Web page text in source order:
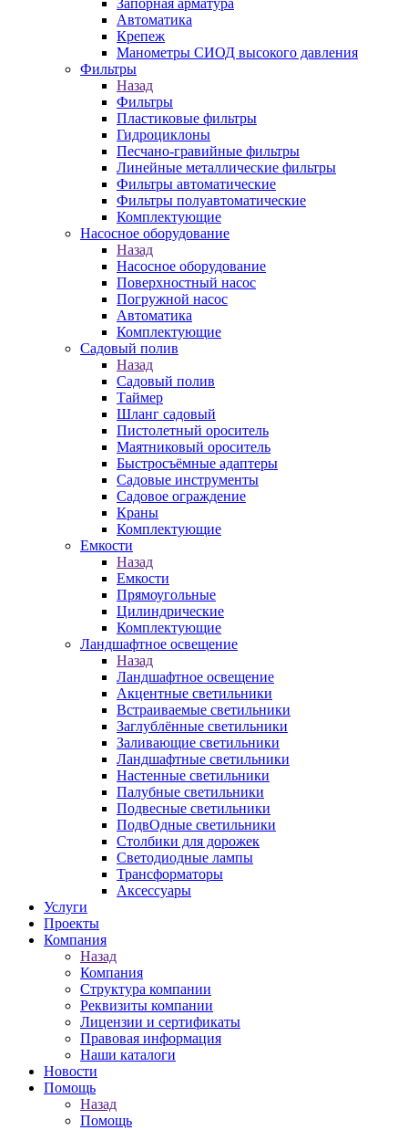
Запорная арматура
Автоматика
Крепеж
Манометры СИОД высокого давления
Фильтры
Назад
Фильтры
Пластиковые фильтры
Гидроциклоны
Песчано-гравийные фильтры
Линейные металлические фильтры
Фильтры автоматические
Фильтры полуавтоматические
Комплектующие
Насосное оборудование
Назад
Насосное оборудование
Поверхностный насос
Погружной насос
Автоматика
Комплектующие
Садовый полив
Назад
Садовый полив
Таймер
Шланг садовый
Пистолетный ороситель
Маятниковый ороситель
Быстросъёмные адаптеры
Садовые инструменты
Садовое ограждение
Краны
Комплектующие
Емкости
Назад
Емкости
Прямоугольные
Цилиндрические
Комплектующие
Ландшафтное освещение
Назад
Ландшафтное освещение
Акцентные светильники
Встраиваемые светильники
Заглублённые светильники
Заливающие светильники
Ландшафтные светильники
Настенные светильники
Палубные светильники
Подвесные светильники
ПодвОдные светильники
Столбики для дорожек
Светодиодные лампы
Трансформаторы
Аксессуары
Услуги
Проекты
Компания
Назад
Компания
Структура компании
Реквизиты компании
Лицензии и сертификаты
Правовая информация
Наши каталоги
Новости
Помощь
Назад
Помощь